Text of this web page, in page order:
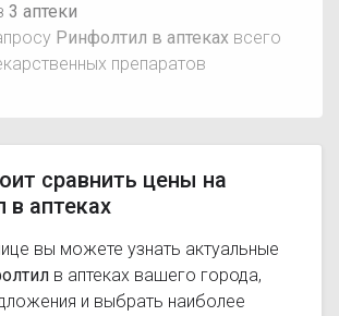
3 аптеки
Ринфолтил в аптеках всего
препаратов
сравнить цены на
в аптеках
вы можете узнать актуальные
в аптеках вашего города,
и выбрать наиболее